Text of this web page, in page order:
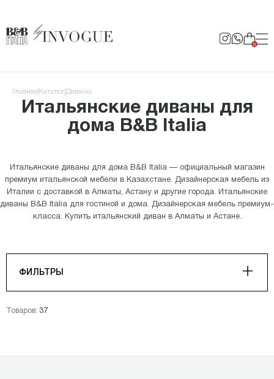
0
Главная Каталог Диваны
Итальянские диваны для
дома B&B Italia
Итальянские диваны для дома B&B Italia — официальный магазин
премиум итальянской мебели в Казахстане. Дизайнерская мебель из
Италии с доставкой в Алматы, Астану и другие города. Итальянские
диваны B&B Italia для гостиной и дома. Дизайнерская мебель премиум-
класса. Купить итальянский диван в Алматы и Астане.
ФИЛЬТРЫ
Товаров: 37